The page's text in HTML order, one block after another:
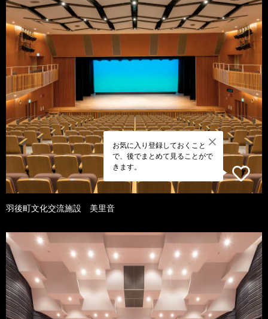
お気に入り登録しておくこと
で、後でまとめて見ることがで
きます。
羽後町文化交流施設 美里音